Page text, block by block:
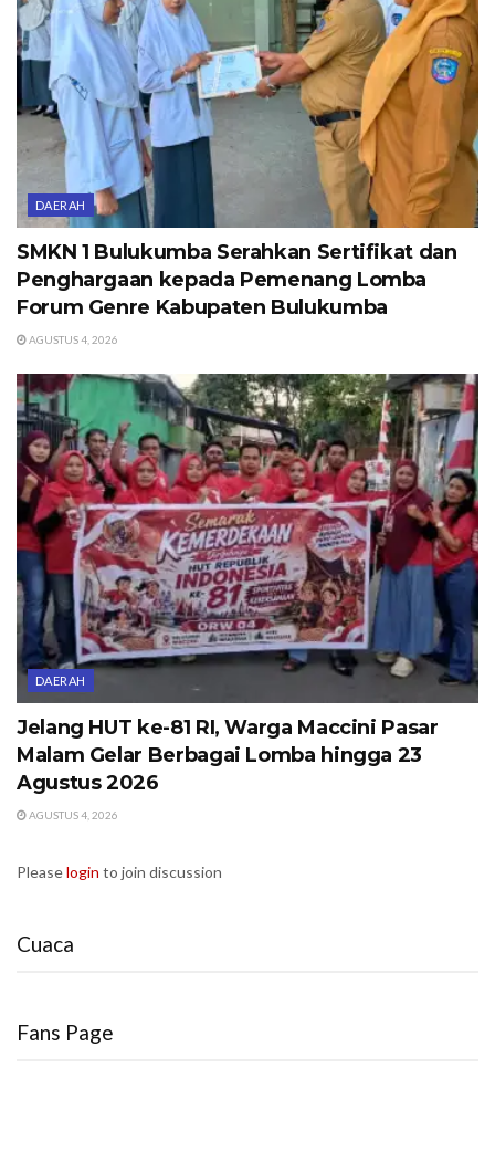
DAERAH
SMKN 1 Bulukumba Serahkan Sertifikat dan
Penghargaan kepada Pemenang Lomba
Forum Genre Kabupaten Bulukumba
AGUSTUS 4, 2026
DAERAH
Jelang HUT ke-81 RI, Warga Maccini Pasar
Malam Gelar Berbagai Lomba hingga 23
Agustus 2026
AGUSTUS 4, 2026
Pleaselogin to join discussion
Cuaca
Fans Page